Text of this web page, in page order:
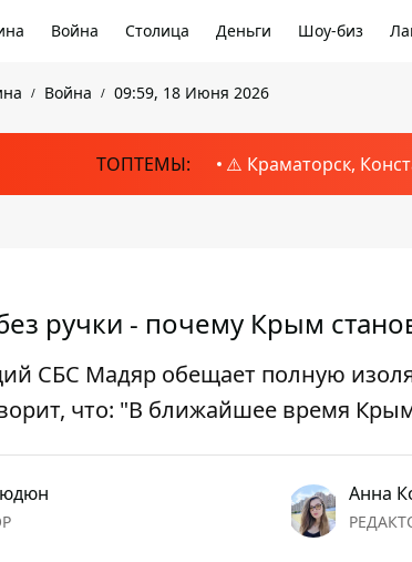
Война Столица Деньги Шоу-биз
Война 09:59, 18 Июня 2026
ТОПТЕМЫ: ⚠️ Краматорск,
ручки - почему Крым
СБС Мадяр обещает полную
что: "В ближайшее время
Анна